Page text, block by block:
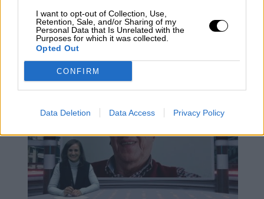
I want to opt-out of Collection, Use,
Retention, Sale, and/or Sharing of my
Personal Data that Is Unrelated with the
Purposes for which it was collected.
Opted Out
CONFIRM
Data Deletion Data Access Privacy Policy
Sysoev: "EEUU quiere pasar a
Europa la responsabilidad de
financiar este conflicto"